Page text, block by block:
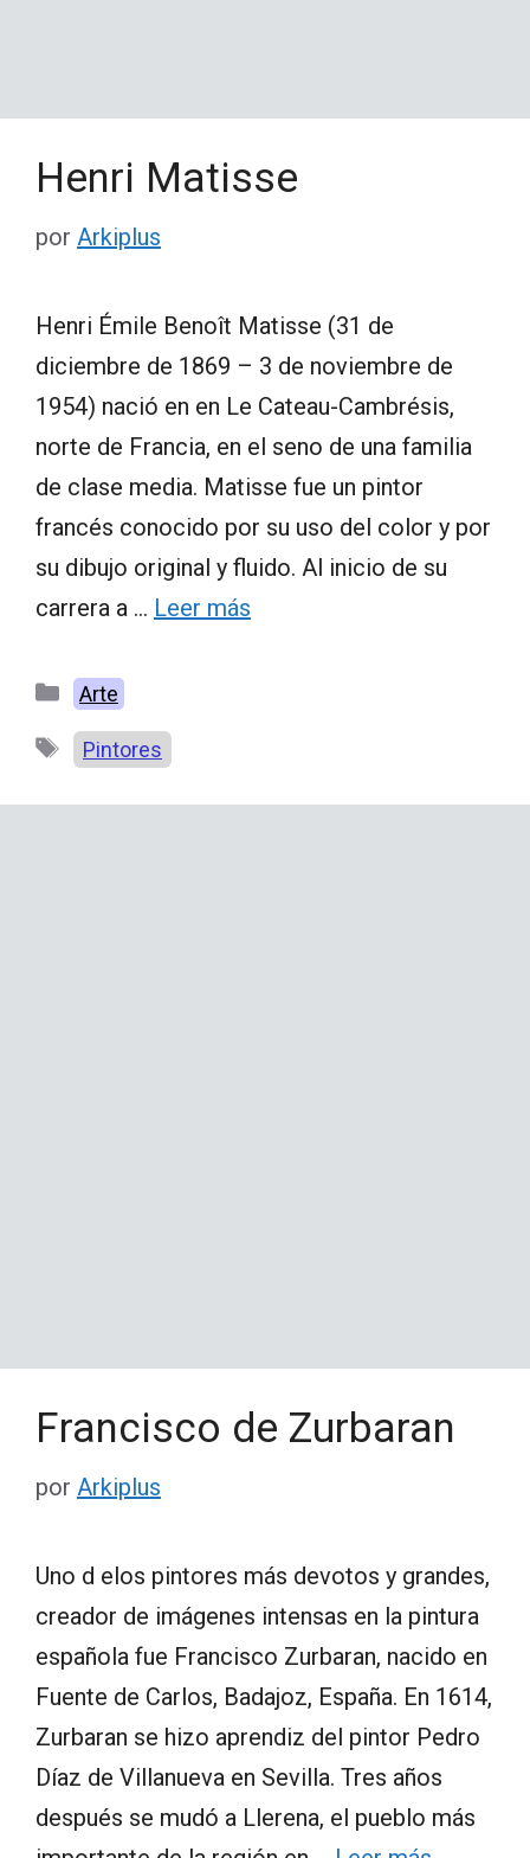
Henri Matisse
por Arkiplus
Henri Émile Benoît Matisse (31 de
diciembre de 1869 – 3 de noviembre de
1954) nació en en Le Cateau-Cambrésis,
norte de Francia, en el seno de una familia
de clase media. Matisse fue un pintor
francés conocido por su uso del color y por
su dibujo original y fluido. Al inicio de su
carrera a … Leer más
Categorías
Arte
Etiquetas
Pintores
Francisco de Zurbaran
por Arkiplus
Uno d elos pintores más devotos y grandes,
creador de imágenes intensas en la pintura
española fue Francisco Zurbaran, nacido en
Fuente de Carlos, Badajoz, España. En 1614,
Zurbaran se hizo aprendiz del pintor Pedro
Díaz de Villanueva en Sevilla. Tres años
después se mudó a Llerena, el pueblo más